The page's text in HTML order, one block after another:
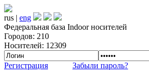
rus | eng
Федеральная база Indoor носителей
Городов: 210
Носителей: 12309
Регистрация
Забыли пароль?